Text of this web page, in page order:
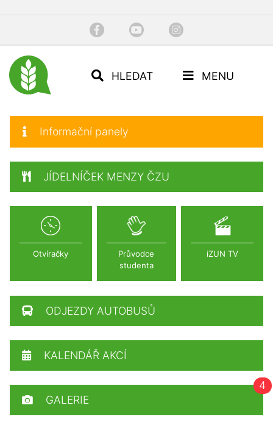
HLEDAT MENU
Informační panely
JÍDELNÍČEK MENZY ČZU
Otvíračky
Průvodce
studenta
iZUN TV
ODJEZDY AUTOBUSŮ
KALENDÁŘ AKCÍ
GALERIE
4